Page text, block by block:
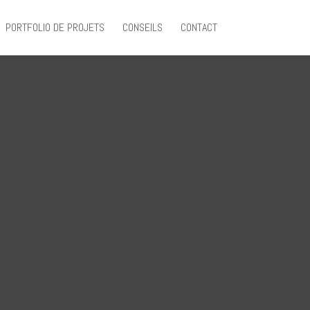
PORTFOLIO DE PROJETS CONSEILS CONTACT